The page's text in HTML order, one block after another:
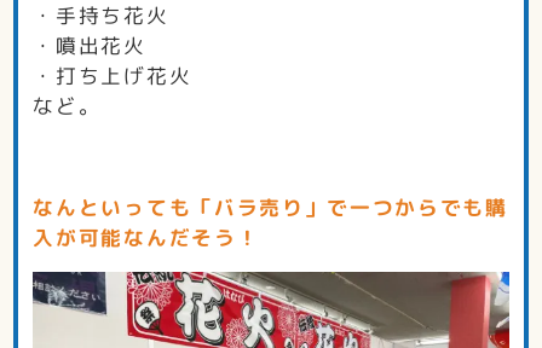
・手持ち花火
・噴出花火
・打ち上げ花火
など。
なんといっても「バラ売り」で一つからでも購
入が可能なんだそう！